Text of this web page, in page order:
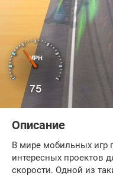
Описание
В мире мобильных игр
интересных проектов
скорости. Одной из